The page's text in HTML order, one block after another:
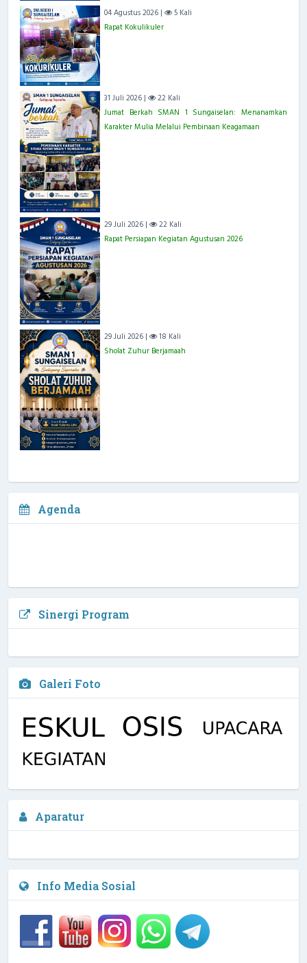
04 Agustus 2026 |
5 Kali
Rapat Kokulikuler
31 Juli 2026 |
22 Kali
Jumat Berkah SMAN 1 Sungaiselan: Menanamkan
Karakter Mulia Melalui Pembinaan Keagamaan
29 Juli 2026 |
22 Kali
Rapat Persiapan Kegiatan Agustusan 2026
29 Juli 2026 |
18 Kali
Sholat Zuhur Berjamaah
Agenda
Sinergi Program
Galeri Foto
Aparatur
2 / 4
Waka Kurikulim
NIPD :
Info Media Sosial